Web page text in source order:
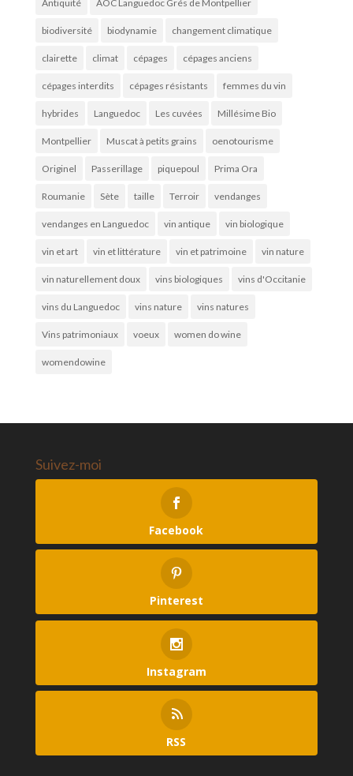
Antiquité AOC Languedoc Grés de Montpellier
biodiversité biodynamie changement climatique
clairette climat cépages cépages anciens
cépages interdits cépages résistants femmes du vin
hybrides Languedoc Les cuvées Millésime Bio
Montpellier Muscat à petits grains oenotourisme
Originel Passerillage piquepoul Prima Ora
Roumanie Sète taille Terroir vendanges
vendanges en Languedoc vin antique vin biologique
vin et art vin et littérature vin et patrimoine vin nature
vin naturellement doux vins biologiques vins d'Occitanie
vins du Languedoc vins nature vins natures
Vins patrimoniaux voeux women do wine
womendowine
Suivez-moi
Facebook
Pinterest
Instagram
RSS